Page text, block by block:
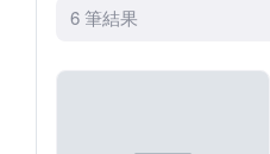
6 筆結果